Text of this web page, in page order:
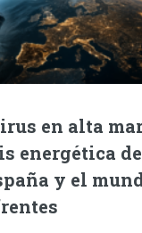
en alta
energética
y el